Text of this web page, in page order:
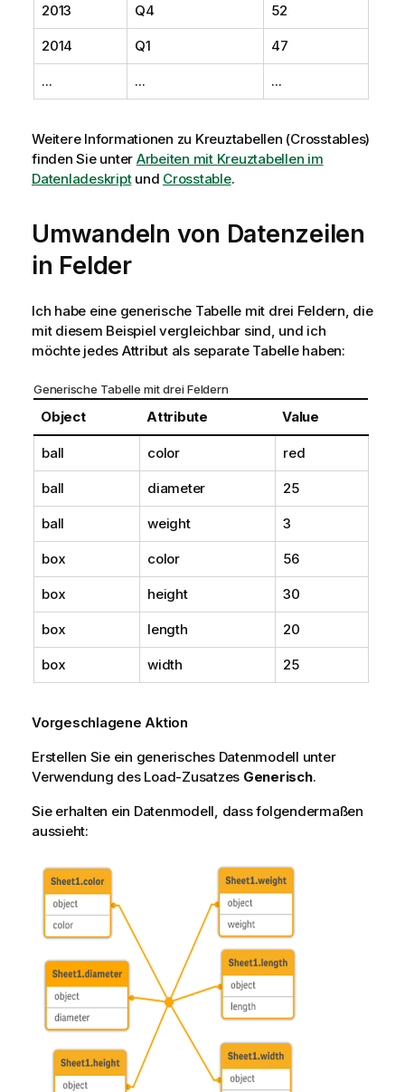
2013 Q4 52
2014 Q1 47
... ... ...
Weitere Informationen zu Kreuztabellen (Crosstables)
finden Sie unter Arbeiten mit Kreuztabellen im
Datenladeskriptund Crosstable.
Umwandeln von Datenzeilen
in Felder
Ich habe eine generische Tabelle mit drei Feldern, die
mit diesem Beispiel vergleichbar sind, und ich
möchte jedes Attribut als separate Tabelle haben:
Generische Tabelle mit drei Feldern
Object Attribute Value
ball color red
ball diameter 25
ball weight 3
box color 56
box height 30
box length 20
box width 25
Vorgeschlagene Aktion
Erstellen Sie ein generisches Datenmodell unter
Verwendung des Load-Zusatzes Generisch.
Sie erhalten ein Datenmodell, dass folgendermaßen
aussieht: